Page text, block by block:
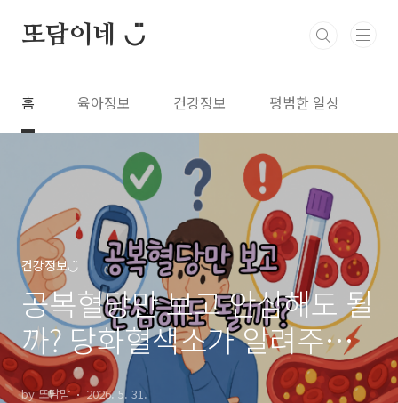
또담이네 ◡̈
홈 육아정보 건강정보 평범한 일상
건강정보◡̈
공복혈당만 보고 안심해도 될
까? 당화혈색소가 알려주는
건강 신호
by 또담맘 2026. 5. 31.